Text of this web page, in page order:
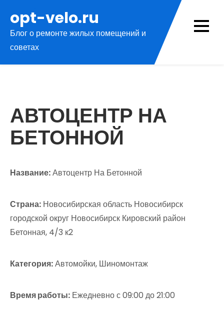
содержимому
opt-velo.ru
Блог о ремонте жилых помещений и
советах
АВТОЦЕНТР НА
БЕТОННОЙ
Название:Автоцентр На Бетонной
Страна: Новосибирская область Новосибирск
городской округ Новосибирск Кировский район
Бетонная, 4/3 к2
Категория:Автомойки, Шиномонтаж
Время работы: Ежедневно с 09:00 до 21:00